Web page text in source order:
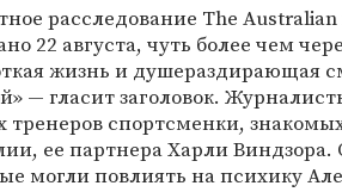
расследование The
22 августа, чуть более чем
жизнь и душераздирающая
— гласит заголовок.
тренеров спортсменки,
ее партнера Харли Виндзора.
могли повлиять на психику